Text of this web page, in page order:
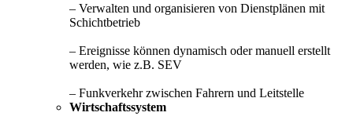
– Verwalten und organisieren von Dienstplänen mit
Schichtbetrieb
– Ereignisse können dynamisch oder manuell erstellt
werden, wie z.B. SEV
– Funkverkehr zwischen Fahrern und Leitstelle
Wirtschaftssystem